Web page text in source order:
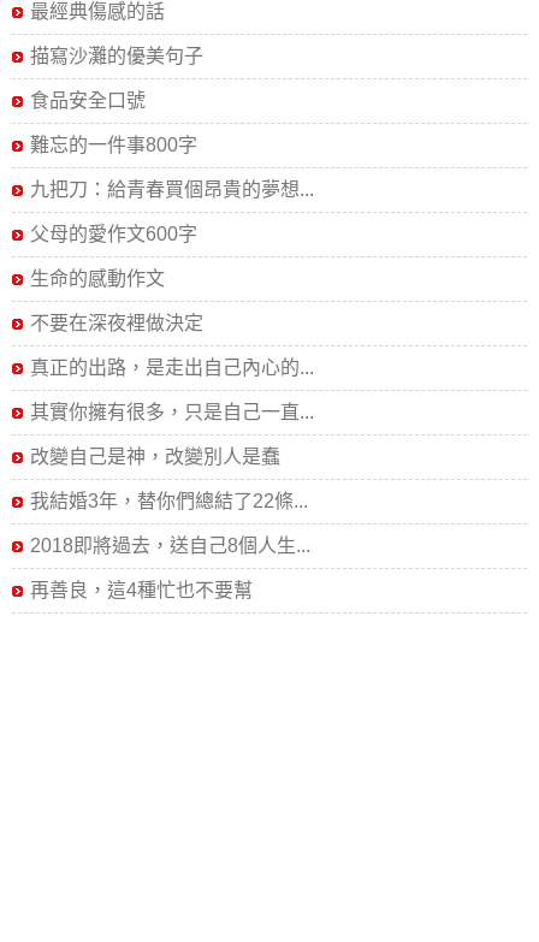
最經典傷感的話
描寫沙灘的優美句子
食品安全口號
難忘的一件事800字
九把刀：給青春買個昂貴的夢想...
父母的愛作文600字
生命的感動作文
不要在深夜裡做決定
真正的出路，是走出自己內心的...
其實你擁有很多，只是自己一直...
改變自己是神，改變別人是蠢
我結婚3年，替你們總結了22條...
2018即將過去，送自己8個人生...
再善良，這4種忙也不要幫